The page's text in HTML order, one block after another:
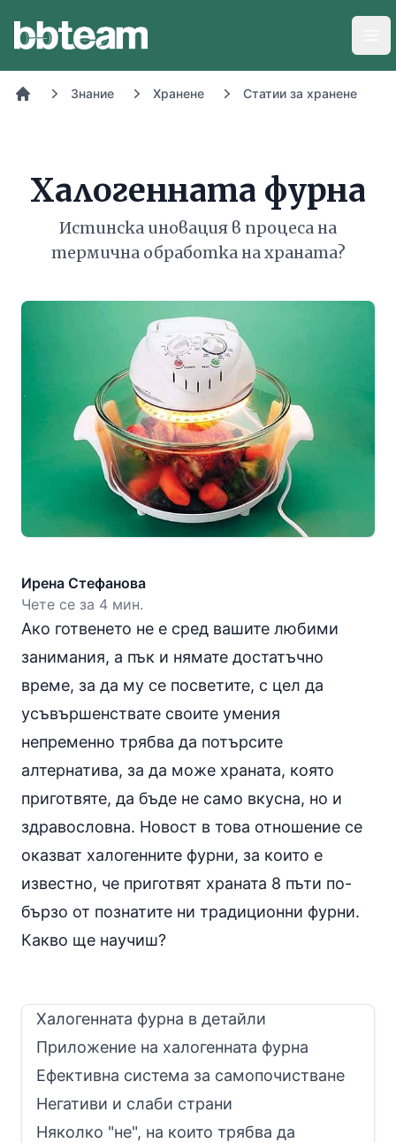
Знание Хранене Статии за хранене
Халогенната фурна
Истинска иновация в процеса на
термична обработка на храната?
Ирена Стефанова
Чете се за 4 мин.
Ако готвенето не е сред вашите любими
занимания, а пък и нямате достатъчно
време, за да му се посветите, с цел да
усъвършенствате своите умения
непременно трябва да потърсите
алтернатива, за да може храната, която
приготвяте, да бъде не само вкусна, но и
здравословна. Новост в това отношение се
оказват халогенните фурни, за които е
известно, че приготвят храната 8 пъти по-
бързо от познатите ни традиционни фурни.
Какво ще научиш?
Халогенната фурна в детайли
Приложение на халогенната фурна
Ефективна система за самопочистване
Негативи и слаби страни
Няколко "не", на които трябва да